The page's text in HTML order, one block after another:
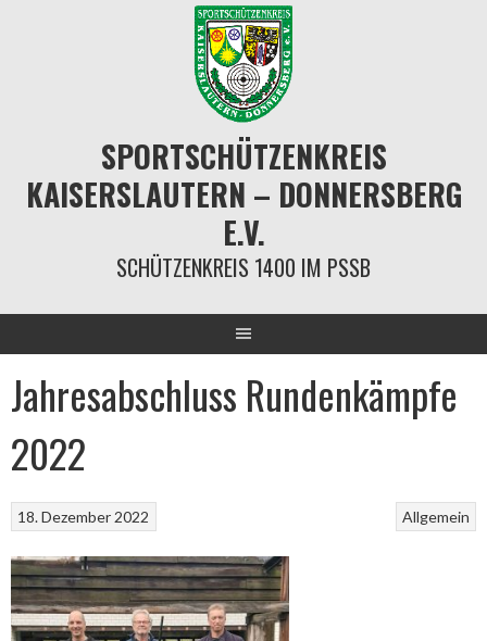
SPORTSCHÜTZENKREIS
KAISERSLAUTERN – DONNERSBERG
E.V.
SCHÜTZENKREIS 1400 IM PSSB
Jahresabschluss Rundenkämpfe
2022
Allgemein
18. Dezember 2022